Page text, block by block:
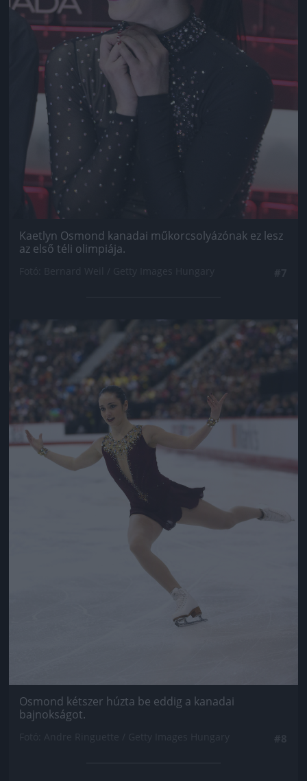
Kaetlyn Osmond kanadai műkorcsolyázónak ez lesz
az első téli olimpiája.
Jön még kép!
Osmond kétszer húzta be eddig a kanadai
bajnokságot.